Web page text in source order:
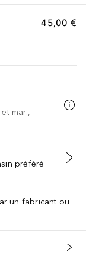
45,00 €
mar.,
préféré
un fabricant ou